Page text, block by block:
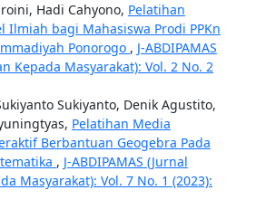
Hadi Cahyono, Pelatihan
Ilmiah bagi Mahasiswa Prodi PPKn
Ponorogo , J-ABDIPAMAS
Kepada Masyarakat): Vol. 2 No. 2
Sukiyanto, Denik Agustito,
Pelatihan Media
Berbantuan Geogebra Pada
, J-ABDIPAMAS (Jurnal
Masyarakat): Vol. 7 No. 1 (2023):